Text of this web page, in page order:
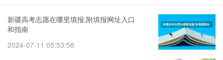
新疆高考志愿在哪里填报,附填报网址入口
和指南
2024-07-11 05:53:58